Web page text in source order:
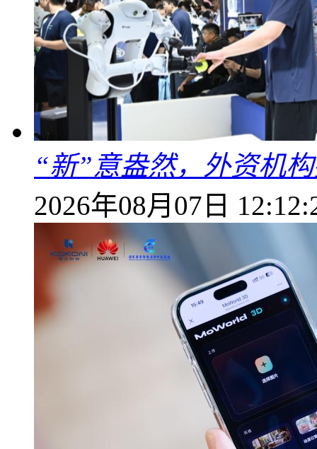
“新”意盎然，外资机
2026年08月07日